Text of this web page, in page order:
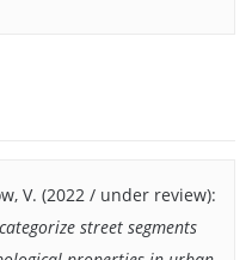
V. (2022 / under review):
street segments